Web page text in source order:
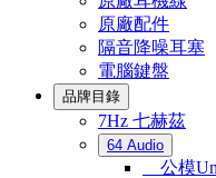
原廠配件
隔音降噪耳塞
電腦鍵盤
品牌目錄
7Hz 七赫茲
64 Audio
公模